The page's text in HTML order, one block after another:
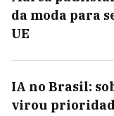
da moda para
UE
IA no Brasil:
virou